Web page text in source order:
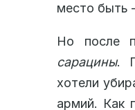
место быть
Но после
сарацины.
хотели
армий. Как